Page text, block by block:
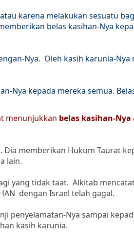
karena melakukan sesuatu
belas kasihan-Nya
Nya. Oleh kasih karunia-Nya
Nya kepada mereka semua.
menunjukkan belas kasihan-Nya
Dia memberikan Hukum Taurat
lain.
yang tidak taat. Alkitab
dengan Israel telah gagal.
penyelamatan-Nya sampai
kasih karunia.